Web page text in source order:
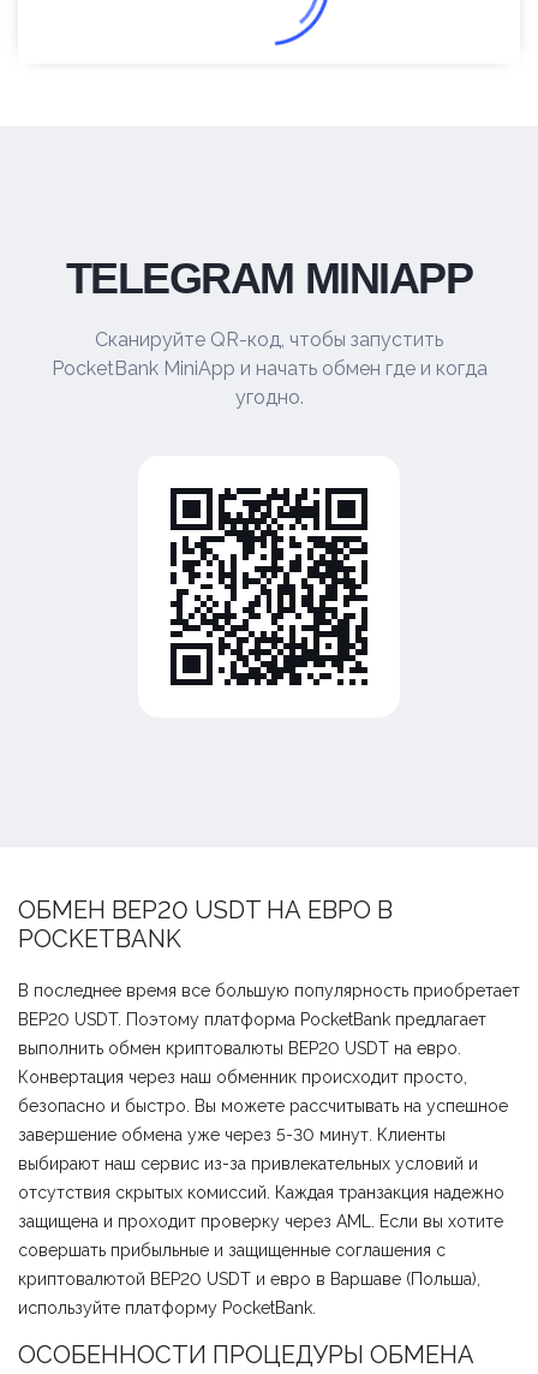
TELEGRAM MINIAPP
Сканируйте QR-код, чтобы запустить
PocketBank MiniApp и начать обмен где и когда
угодно.
ОБМЕН BEP20 USDT НА ЕВРО В
POCKETBANK
В последнее время все большую популярность приобретает
BEP20 USDT. Поэтому платформа PocketBank предлагает
выполнить обмен криптовалюты BEP20 USDT на евро.
Конвертация через наш обменник происходит просто,
безопасно и быстро. Вы можете рассчитывать на успешное
завершение обмена уже через 5-30 минут. Клиенты
выбирают наш сервис из-за привлекательных условий и
отсутствия скрытых комиссий. Каждая транзакция надежно
защищена и проходит проверку через AML. Если вы хотите
совершать прибыльные и защищенные соглашения с
криптовалютой BEP20 USDT и евро в Варшаве (Польша),
используйте платформу PocketBank.
ОСОБЕННОСТИ ПРОЦЕДУРЫ ОБМЕНА